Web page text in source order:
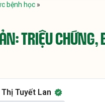
bệnh học »
TRIỆU
Tuyết Lan